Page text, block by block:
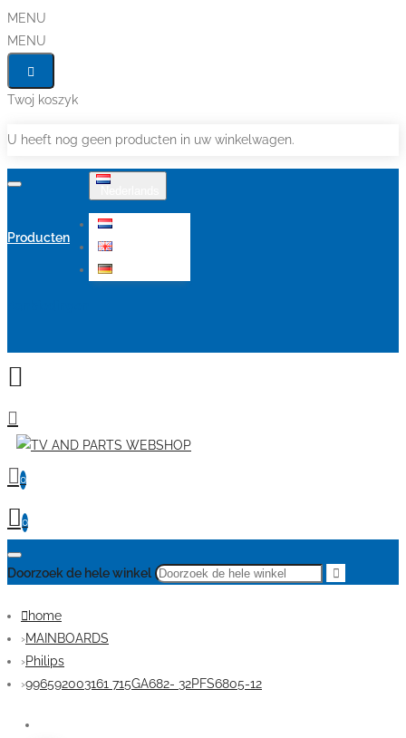
MENU
MENU
Twoj koszyk
U heeft nog geen producten in uw winkelwagen.
Producten
0
0
Doorzoek de hele winkel
home
MAINBOARDS
Philips
996592003161 715GA682- 32PFS6805-12